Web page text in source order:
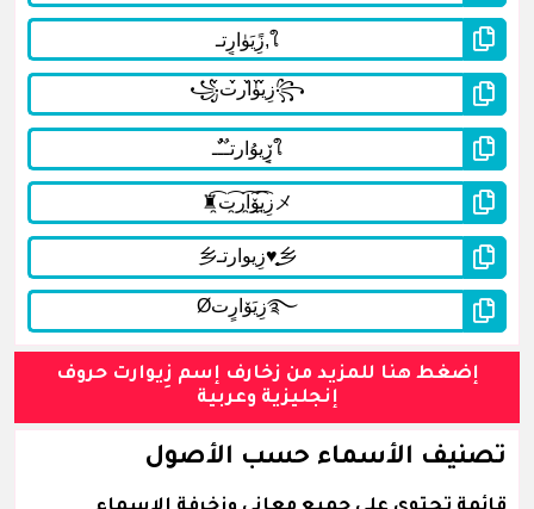
إضغط هنا للمزيد من زخارف إسم زِيوارت حروف
إنجليزية وعربية
تصنيف الأسماء حسب الأصول